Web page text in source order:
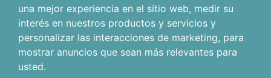
una mejor experiencia en el sitio web, medir su
interés en nuestros productos y servicios y
personalizar las interacciones de marketing, para
mostrar anuncios que sean más relevantes para
usted.